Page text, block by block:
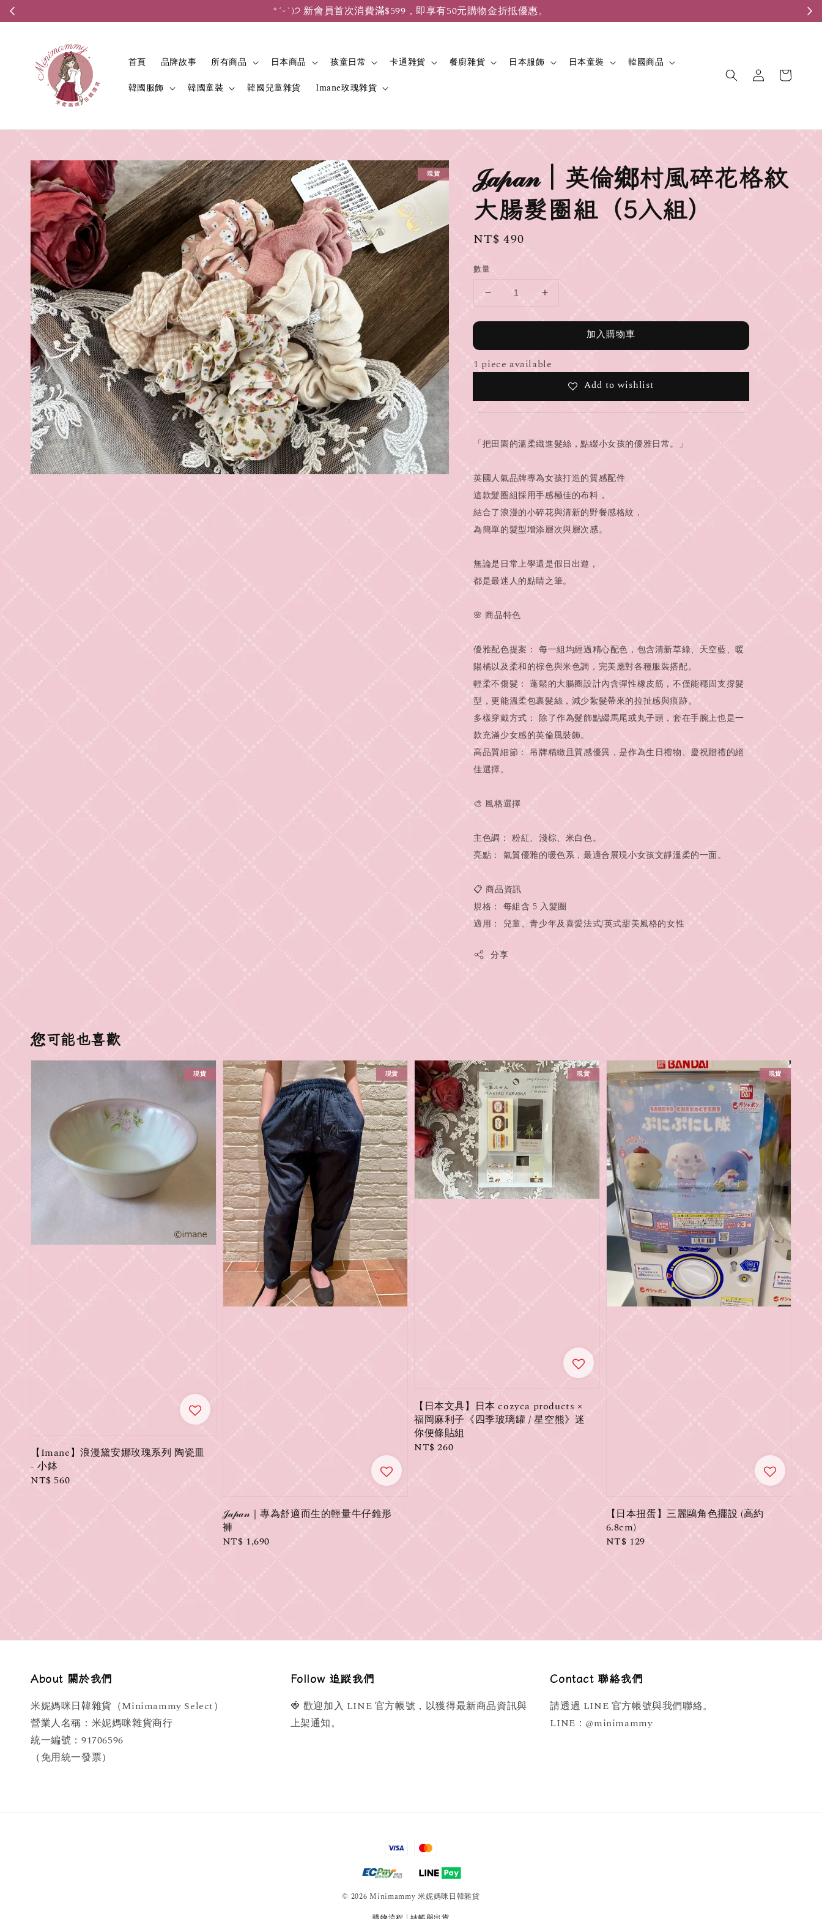
*ˊᵕˋ)੭ 新會員首次消費滿$599，即享有50元購物金折抵優惠。
首頁 品牌故事 所有商品 日本商品 孩童日常 卡通雜貨 餐廚雜貨 日本服飾 日本童裝
韓國商品
韓國服飾
韓國童裝 韓國兒童雜貨 Imane玫瑰雜貨
現貨
𝒥𝒶𝓅𝒶𝓃｜英倫鄉村風碎花格紋
大腸髮圈組（5入組）
Regular
NT$ 490
數量
加入購物車
1 piece available
Add to wishlist
「把田園的溫柔織進髮絲，點綴小女孩的優雅日常。」
英國人氣品牌專為女孩打造的質感配件
這款髮圈組採用手感極佳的布料，
結合了浪漫的小碎花與清新的野餐感格紋，
為簡單的髮型增添層次與層次感。
無論是日常上學還是假日出遊，
都是最迷人的點睛之筆。
🌸 商品特色
優雅配色提案： 每一組均經過精心配色，包含清新草綠、天空藍、暖
陽橘以及柔和的棕色與米色調，完美應對各種服裝搭配。
輕柔不傷髮： 蓬鬆的大腸圈設計內含彈性橡皮筋，不僅能穩固支撐髮
型，更能溫柔包裹髮絲，減少紮髮帶來的拉扯感與痕跡。
多樣穿戴方式： 除了作為髮飾點綴馬尾或丸子頭，套在手腕上也是一
款充滿少女感的英倫風裝飾。
高品質細節： 吊牌精緻且質感優異，是作為生日禮物、慶祝贈禮的絕
佳選擇。
🎨 風格選擇
主色調： 粉紅、淺棕、米白色。
亮點： 氣質優雅的暖色系，最適合展現小女孩文靜溫柔的一面。
📋 商品資訊
規格： 每組含 5 入髮圈
適用： 兒童、青少年及喜愛法式/英式甜美風格的女性
分享
您可能也喜歡
現貨
【Imane】浪漫黛安娜玫瑰系列 陶瓷皿
- 小鉢
Regular
NT$ 560
現貨
𝒥𝒶𝓅𝒶𝓃｜專為舒適而生的輕量牛仔錐形
褲
Regular
NT$ 1,690
現貨
【日本文具】日本 cozyca products ×
福岡麻利子《四季玻璃罐 / 星空熊》迷
你便條貼組
Regular
NT$ 260
現貨
【日本扭蛋】三麗鷗角色擺設 (高約
6.8cm)
Regular
price
NT$ 129
About 關於我們
米妮媽咪日韓雜貨（Minimammy Select）
營業人名稱：米妮媽咪雜貨商行
統一編號：91706596
（免用統一發票）
Follow 追蹤我們
🍓 歡迎加入 LINE 官方帳號，以獲得最新商品資訊與
上架通知。
Contact 聯絡我們
請透過 LINE 官方帳號與我們聯絡。
LINE：@minimammy
© 2026 Minimammy 米妮媽咪日韓雜貨